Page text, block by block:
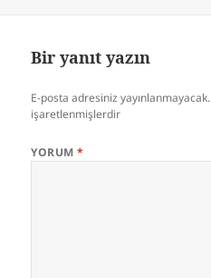
Bir yanıt yazın
E-posta adresiniz yayınlanmayacak.
işaretlenmişlerdir
YORUM*